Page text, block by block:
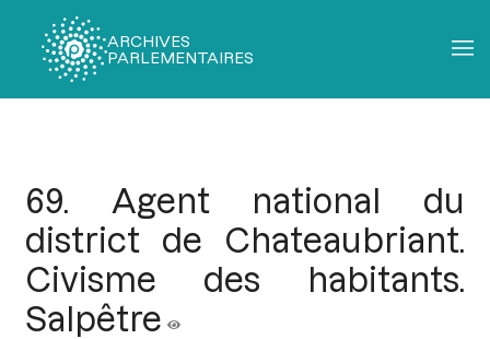
ARCHIVES
PARLEMENTAIRES
69. Agent national du
district de Chateaubriant.
Civisme des habitants.
Salpêtre